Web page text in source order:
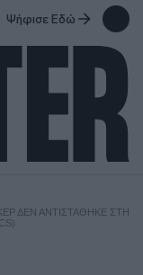
Ψήφισε Εδώ
ΔΕΝ ΑΝΤΙΣΤΆΘΗΚΕ ΣΤΗ